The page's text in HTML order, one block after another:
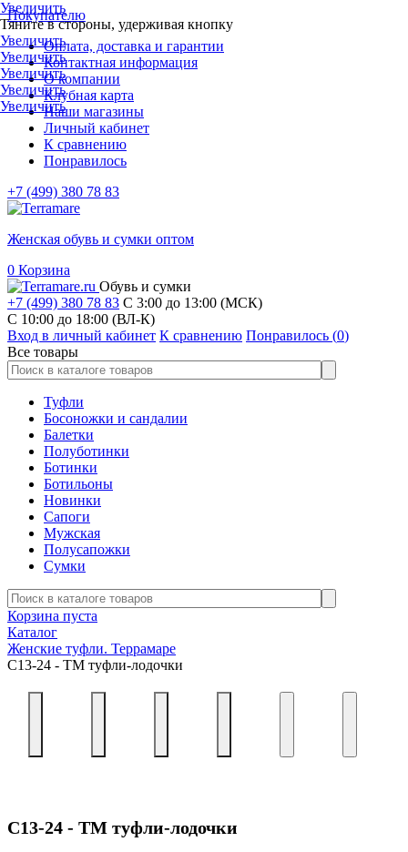
Покупателю
Оплата, доставка и гарантии
Контактная информация
О компании
Клубная карта
Наши магазины
Личный кабинет
К сравнению
Понравилось
+7 (499) 380 78 83
Женская обувь и сумки оптом
0 Корзина
Обувь и сумки
+7 (499) 380 78 83 С 3:00 до 13:00 (МСК)
C 10:00 до 18:00 (ВЛ-К)
Вход в личный кабинет К сравнению Понравилось (0)
Все товары
Туфли
Босоножки и сандалии
Балетки
Полуботинки
Ботинки
Ботильоны
Новинки
Сапоги
Мужская
Полусапожки
Сумки
Корзина пуста
Каталог
Женские туфли. Террамаре
С13-24 - ТМ туфли-лодочки
Увеличить
Тяните в стороны, удерживая кнопку
Увеличить
Увеличить
Увеличить
Увеличить
Увеличить
С13-24 - ТМ туфли-лодочки